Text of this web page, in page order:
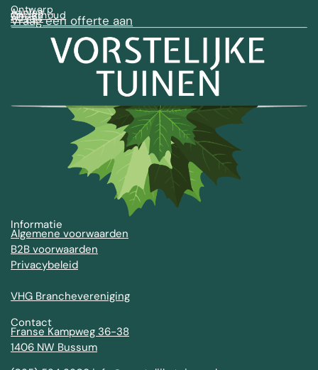
Ontwerp
Aanleg
Onderhoud
Advies
Vraag een offerte aan
Informatie
Algemene voorwaarden
B2B voorwaarden
Privacybeleid
VHG Branchevereniging
Contact
Franse Kampweg 36-38
1406 NW Bussum